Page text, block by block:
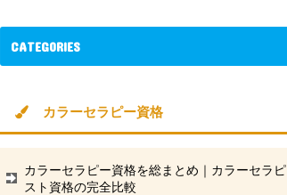
CATEGORIES
カラーセラピー資格
カラーセラピー資格を総まとめ｜カラーセラピ
スト資格の完全比較